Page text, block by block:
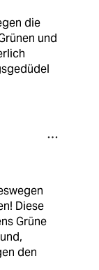
die
und
Diese
Grüne
den